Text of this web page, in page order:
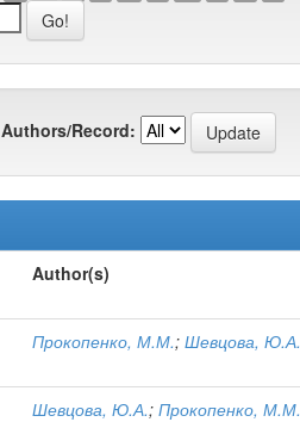
Authors/Record:
Author(s)
Прокопенко, М.М.; Шевцова, Ю.А.
Шевцова, Ю.А.; Прокопенко, М.М.